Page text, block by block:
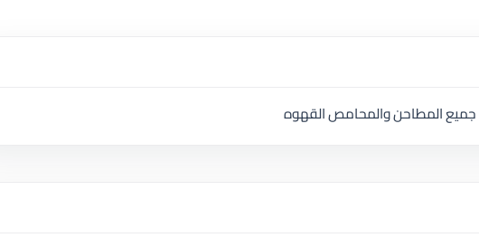
المطاحن والمحامص القهوه